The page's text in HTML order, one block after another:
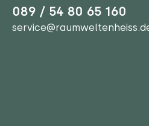
089 / 54 80 65 160